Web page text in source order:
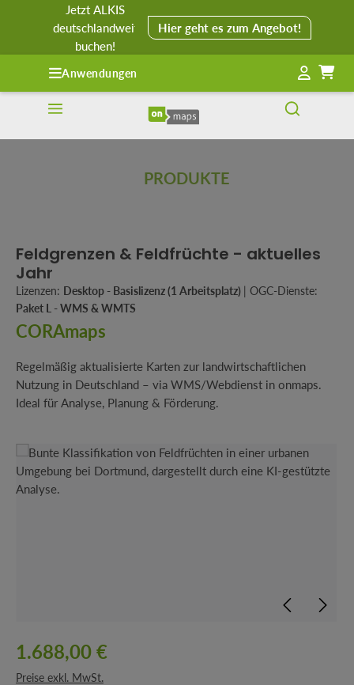
springen
Jetzt ALKIS
deutschlandweit
buchen!
Hier geht es zum Angebot!
Anwendungen
PRODUKTE
Feldgrenzen & Feldfrüchte - aktuelles
Jahr
Lizenzen: Desktop - Basislizenz (1 Arbeitsplatz) | OGC-Dienste:
Paket L - WMS & WMTS
CORAmaps
Regelmäßig aktualisierte Karten zur landwirtschaftlichen
Nutzung in Deutschland – via WMS/Webdienst in onmaps.
Ideal für Analyse, Planung & Förderung.
Bildergalerie überspringen
1.688,00 €
Preise exkl. MwSt.